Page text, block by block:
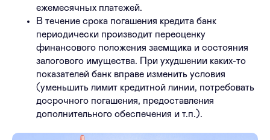
ежемесячных платежей.
В течение срока погашения кредита банк
периодически производит переоценку
финансового положения заемщика и состояния
залогового имущества. При ухудшении каких-то
показателей банк вправе изменить условия
(уменьшить лимит кредитной линии, потребовать
досрочного погашения, предоставления
дополнительного обеспечения и т.п.).